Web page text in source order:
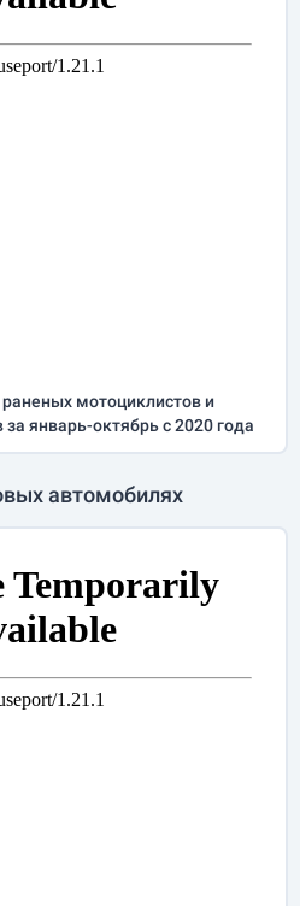
мотоциклистов и
заянварь-октябрьс 2020 года
автомобилях